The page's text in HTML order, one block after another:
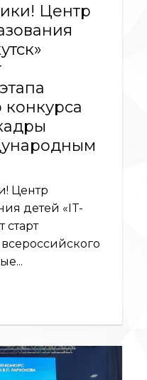
Центр
конкурса
Центр
детей «IT-
старт